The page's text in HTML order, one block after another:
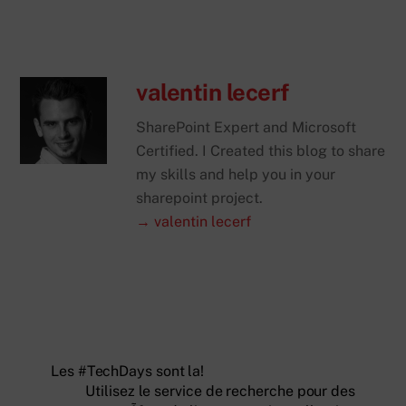
valentin lecerf
SharePoint Expert and Microsoft
Certified. I Created this blog to share
my skills and help you in your
sharepoint project.
→ valentin lecerf
Les #TechDays sont la!
Utilisez le service de recherche pour des